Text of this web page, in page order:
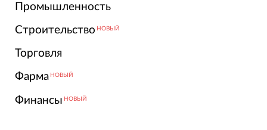
Промышленность
Строительство НОВЫЙ
Торговля
Фарма НОВЫЙ
Финансы НОВЫЙ